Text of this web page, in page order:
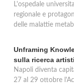
L'ospedale
regionale e
delle malattie
Unframing
sulla ricerca
Napoli diventa
27 al 29 ottobre